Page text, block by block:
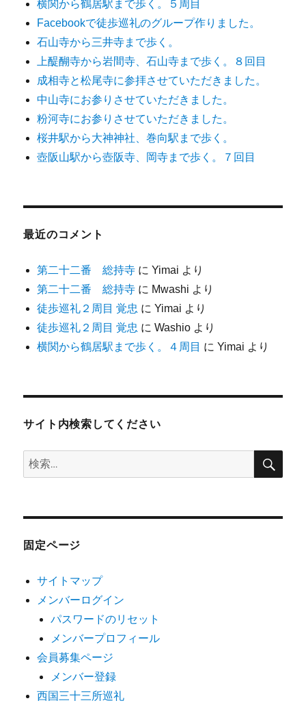
横関から鶴居駅まで歩く。５周目
Facebookで徒歩巡礼のグループ作りました。
石山寺から三井寺まで歩く。
上醍醐寺から岩間寺、石山寺まで歩く。８回目
成相寺と松尾寺に参拝させていただきました。
中山寺にお参りさせていただきました。
粉河寺にお参りさせていただきました。
桜井駅から大神神社、巻向駅まで歩く。
壺阪山駅から壺阪寺、岡寺まで歩く。７回目
最近のコメント
第二十二番 総持寺 にYimai より
第二十二番 総持寺 に Mwashi より
徒歩巡礼２周目 覚忠 にYimai より
徒歩巡礼２周目 覚忠 にWashio より
横関から鶴居駅まで歩く。４周目 にYimai より
サイト内検索してください
検
索:
検
固定ページ
サイトマップ
メンバーログイン
パスワードのリセット
メンバープロフィール
会員募集ページ
メンバー登録
西国三十三所巡礼